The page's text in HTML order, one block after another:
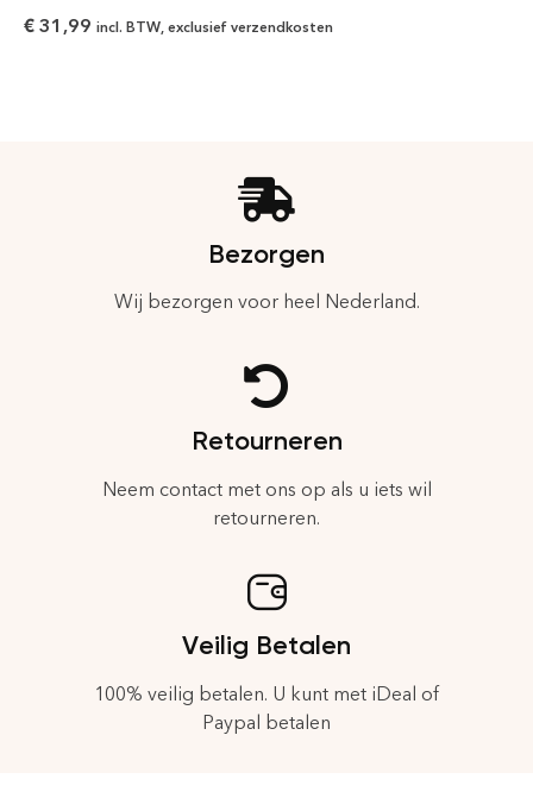
€ 31,99 incl. BTW, exclusief verzendkosten
Bezorgen
Wij bezorgen voor heel Nederland.
Retourneren
Neem contact met ons op als u iets wil
retourneren.
Veilig Betalen
100% veilig betalen. U kunt met iDeal of
Paypal betalen